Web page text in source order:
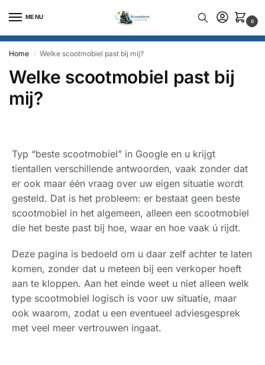
MENU
0
Home / Welke scootmobiel past bij mij?
Welke scootmobiel past bij
mij?
Typ “beste scootmobiel” in Google en u krijgt
tientallen verschillende antwoorden, vaak zonder dat
er ook maar één vraag over uw eigen situatie wordt
gesteld. Dat is het probleem: er bestaat geen beste
scootmobiel in het algemeen, alleen een scootmobiel
die het beste past bij hoe, waar en hoe vaak ú rijdt.
Deze pagina is bedoeld om u daar zelf achter te laten
komen, zonder dat u meteen bij een verkoper hoeft
aan te kloppen. Aan het einde weet u niet alleen welk
type scootmobiel logisch is voor uw situatie, maar
ook waarom, zodat u een eventueel adviesgesprek
met veel meer vertrouwen ingaat.